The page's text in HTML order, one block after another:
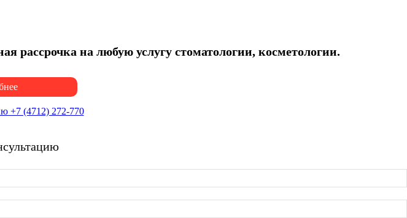
рассрочка на любую услугу стоматологии, косметологии.
+7 (4712) 272-770